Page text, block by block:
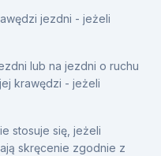
jezdni - jeżeli
lub na jezdni o ruchu
krawędzi - jeżeli
stosuje się, jeżeli
skręcenie zgodnie z